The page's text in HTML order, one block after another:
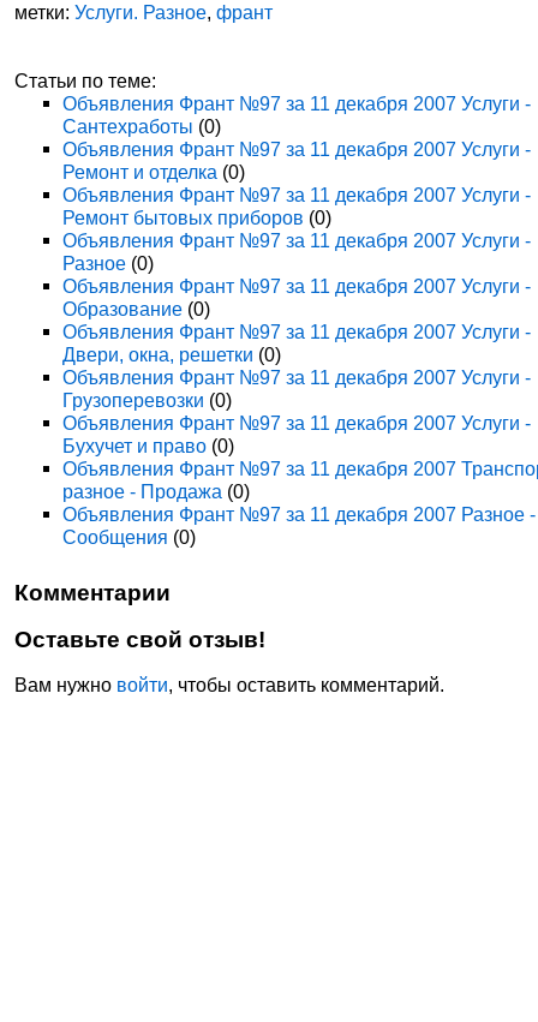
метки:Услуги. Разное,франт
Статьи по теме:
Объявления Франт №97 за 11 декабря 2007 Услуги -
Сантехработы (0)
Объявления Франт №97 за 11 декабря 2007 Услуги -
Ремонт и отделка (0)
Объявления Франт №97 за 11 декабря 2007 Услуги -
Ремонт бытовых приборов (0)
Объявления Франт №97 за 11 декабря 2007 Услуги -
Разное (0)
Объявления Франт №97 за 11 декабря 2007 Услуги -
Образование (0)
Объявления Франт №97 за 11 декабря 2007 Услуги -
Двери, окна, решетки (0)
Объявления Франт №97 за 11 декабря 2007 Услуги -
Грузоперевозки (0)
Объявления Франт №97 за 11 декабря 2007 Услуги -
Бухучет и право (0)
Объявления Франт №97 за 11 декабря 2007
разное - Продажа (0)
Объявления Франт №97 за 11 декабря 2007 Разное -
Сообщения (0)
Комментарии
Оставьте свой отзыв!
Вам нужно войти, чтобы оставить комментарий.